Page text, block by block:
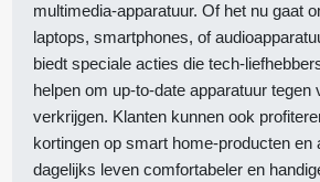
multimedia-apparatuur. Of het nu gaat
laptops, smartphones, of
biedt speciale acties die tech-
helpen om up-to-date apparatuur tegen
verkrijgen. Klanten kunnen ook
kortingen op smart home-producten en
dagelijks leven comfortabeler en